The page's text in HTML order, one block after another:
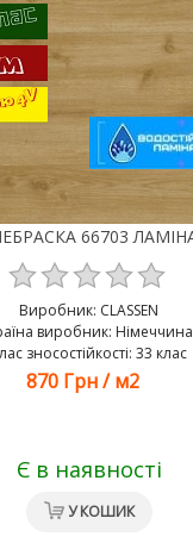
Виробник: CLASSEN
виробник: Німеччина
зносостійкості: 33 клас
870 Грн /м2
Є в наявності
У КОШИК